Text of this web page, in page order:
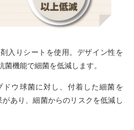
入りシートを使用。デザイン性を
機能で細菌を低減します。
ウ球菌に対し、付着した細菌を
あり、細菌からのリスクを低減し